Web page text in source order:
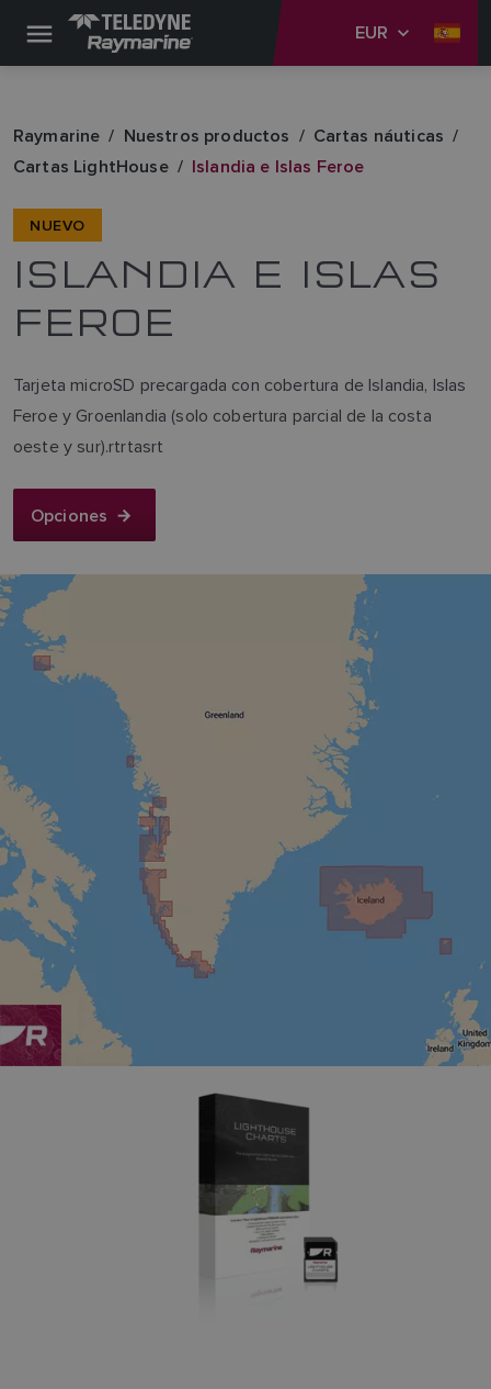
EUR
Raymarine Nuestros productos
Cartas náuticas
Cartas LightHouse
Islandia e Islas Feroe
NUEVO
ISLANDIA E ISLAS
FEROE
Tarjeta microSD precargada con cobertura de Islandia, Islas
Feroe y Groenlandia (solo cobertura parcial de la costa
oeste y sur).rtrtasrt
Opciones